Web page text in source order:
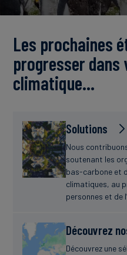
Les prochaines
progresser
climatique…
Solutions
Nous
soutenant les
bas-carbone et
climatiques, au
personnes et de
Découvrez
Découvrez une